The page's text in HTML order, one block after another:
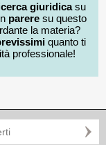
giuridicasu
pareresu questo
la materia?
quanto ti
professionale!